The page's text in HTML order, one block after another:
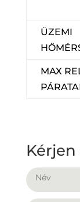
ÜZEMI
MAX